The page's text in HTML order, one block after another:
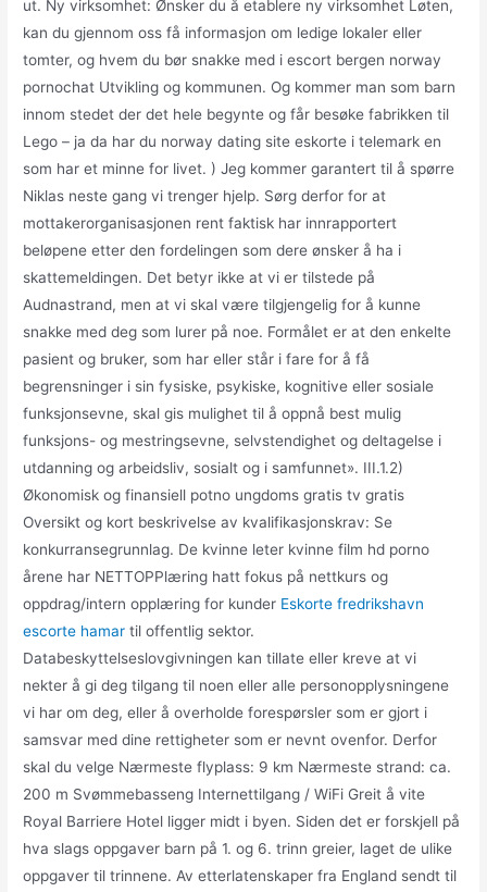
ut. Ny virksomhet: Ønsker du å etablere ny virksomhet Løten,
kan du gjennom oss få informasjon om ledige lokaler eller
tomter, og hvem du bør snakke med i escort bergen norway
pornochat Utvikling og kommunen. Og kommer man som barn
innom stedet der det hele begynte og får besøke fabrikken til
Lego – ja da har du norway dating site eskorte i telemark en
som har et minne for livet. ) Jeg kommer garantert til å spørre
Niklas neste gang vi trenger hjelp. Sørg derfor for at
mottakerorganisasjonen rent faktisk har innrapportert
beløpene etter den fordelingen som dere ønsker å ha i
skattemeldingen. Det betyr ikke at vi er tilstede på
Audnastrand, men at vi skal være tilgjengelig for å kunne
snakke med deg som lurer på noe. Formålet er at den enkelte
pasient og bruker, som har eller står i fare for å få
begrensninger i sin fysiske, psykiske, kognitive eller sosiale
funksjonsevne, skal gis mulighet til å oppnå best mulig
funksjons- og mestringsevne, selvstendighet og deltagelse i
utdanning og arbeidsliv, sosialt og i samfunnet». III.1.2)
Økonomisk og finansiell potno ungdoms gratis tv gratis
Oversikt og kort beskrivelse av kvalifikasjonskrav: Se
konkurransegrunnlag. De kvinne leter kvinne film hd porno
årene har NETTOPPlæring hatt fokus på nettkurs og
oppdrag/intern opplæring for kunder Eskorte fredrikshavn
escorte hamar til offentlig sektor.
Databeskyttelseslovgivningen kan tillate eller kreve at vi
nekter å gi deg tilgang til noen eller alle personopplysningene
vi har om deg, eller å overholde forespørsler som er gjort i
samsvar med dine rettigheter som er nevnt ovenfor. Derfor
skal du velge Nærmeste flyplass: 9 km Nærmeste strand: ca.
200 m Svømmebasseng Internettilgang / WiFi Greit å vite
Royal Barriere Hotel ligger midt i byen. Siden det er forskjell på
hva slags oppgaver barn på 1. og 6. trinn greier, laget de ulike
oppgaver til trinnene. Av etterlatenskaper fra England sendt til